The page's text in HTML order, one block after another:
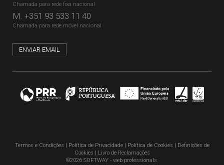
Chamada para rede fixa nacional
M. +351 93 533 11 40
Chamada para rede móvel nacional
ENVIAR EMAIL
Termos e Condições | Política de Privacidade| Política de Cookies | Definições de
Cookies | Livro de Reclamações
©2026 SOFTWAY - web professionals.